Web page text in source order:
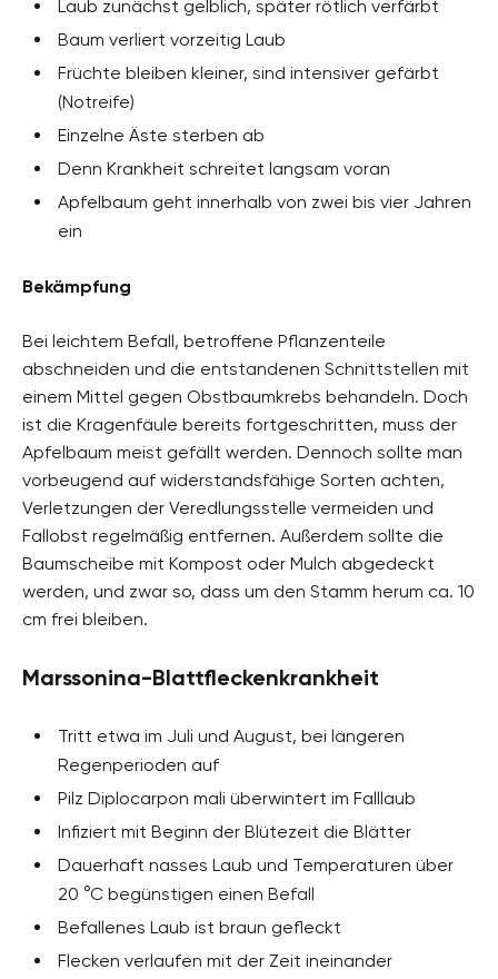
Laub zunächst gelblich, später rötlich verfärbt
Baum verliert vorzeitig Laub
Früchte bleiben kleiner, sind intensiver gefärbt
(Notreife)
Einzelne Äste sterben ab
Denn Krankheit schreitet langsam voran
Apfelbaum geht innerhalb von zwei bis vier Jahren
ein
Bekämpfung
Bei leichtem Befall, betroffene Pflanzenteile
abschneiden und die entstandenen Schnittstellen mit
einem Mittel gegen Obstbaumkrebs behandeln. Doch
ist die Kragenfäule bereits fortgeschritten, muss der
Apfelbaum meist gefällt werden. Dennoch sollte man
vorbeugend auf widerstandsfähige Sorten achten,
Verletzungen der Veredlungsstelle vermeiden und
Fallobst regelmäßig entfernen. Außerdem sollte die
Baumscheibe mit Kompost oder Mulch abgedeckt
werden, und zwar so, dass um den Stamm herum ca. 10
cm frei bleiben.
Marssonina-Blattfleckenkrankheit
Tritt etwa im Juli und August, bei längeren
Regenperioden auf
Pilz Diplocarpon mali überwintert im Falllaub
Infiziert mit Beginn der Blütezeit die Blätter
Dauerhaft nasses Laub und Temperaturen über
20 °C begünstigen einen Befall
Befallenes Laub ist braun gefleckt
Flecken verlaufen mit der Zeit ineinander